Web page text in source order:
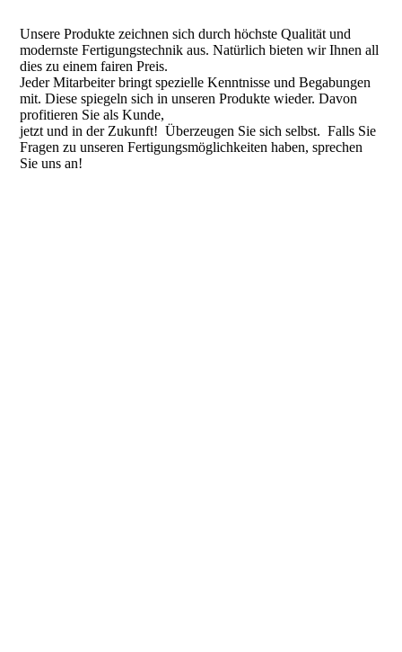
Unsere Produkte zeichnen sich durch höchste Qualität und
modernste Fertigungstechnik aus. Natürlich bieten wir Ihnen all
dies zu einem fairen Preis.
Jeder Mitarbeiter bringt spezielle Kenntnisse und Begabungen
mit. Diese spiegeln sich in unseren Produkte wieder. Davon
profitieren Sie als Kunde,
jetzt und in der Zukunft! Überzeugen Sie sich selbst. Falls Sie
Fragen zu unseren Fertigungsmöglichkeiten haben, sprechen
Sie uns an!